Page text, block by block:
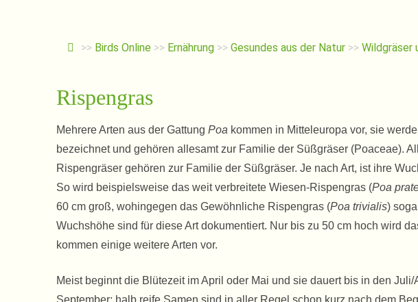
>> Birds Online >> Ernährung >> Gesundes aus der Natur >> Wildgräser
Rispengras
Mehrere Arten aus der Gattung Poa kommen in Mitteleuropa vor, sie
bezeichnet und gehören allesamt zur Familie der Süßgräser (Poaceae).
Rispengräser gehören zur Familie der Süßgräser. Je nach Art, ist ihre
So wird beispielsweise das weit verbreitete Wiesen-Rispengras (Poa
60 cm groß, wohingegen das Gewöhnliche Rispengras (Poa trivialis)
Wuchshöhe sind für diese Art dokumentiert. Nur bis zu 50 cm hoch wird
kommen einige weitere Arten vor.
Meist beginnt die Blütezeit im April oder Mai und sie dauert bis in den
September; halb reife Samen sind in aller Regel schon kurz nach dem